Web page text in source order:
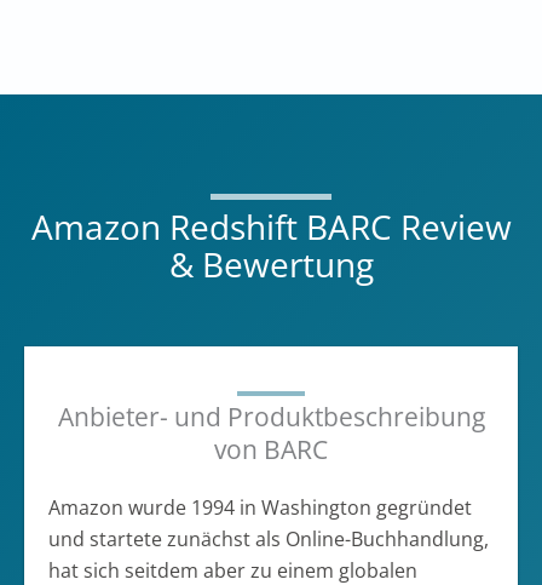
Amazon Redshift BARC Review
& Bewertung
Anbieter- und Produktbeschreibung
von BARC
Amazon wurde 1994 in Washington gegründet
und startete zunächst als Online-Buchhandlung,
hat sich seitdem aber zu einem globalen